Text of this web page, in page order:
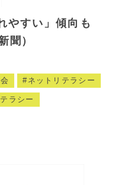
やすい」傾向も
聞）
ネットリテラシー
ラシー